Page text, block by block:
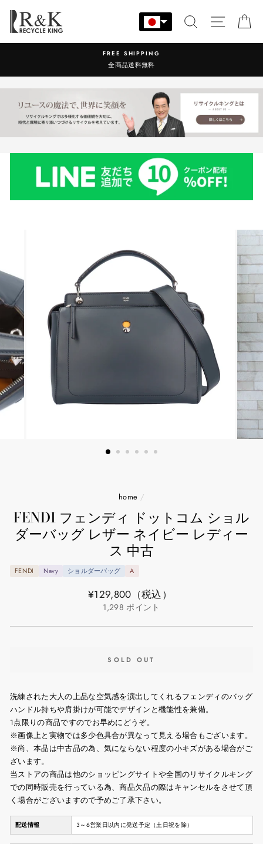
ン
す
検索 サイト
営業時間：9:00-17:30 年中無休
home /
FENDI フェンディ ドットコム ショル
ダーバッグ レザー ネイビー レディー
ス 中古
FENDI Navy ショルダーバッグ A
通
¥129,800 （税込）
1,298 ポイント
SOLD OUT
洗練された大人の上品な空気感を演出してくれるフェンディのバッグ
ハンドル持ちや肩掛けが可能でデザインと機能性を兼備。
1点限りの商品ですのでお早めにどうぞ。
※画像上と実物では多少色具合が異なって見える場合もございます。
※尚、本品は中古品の為、気にならない程度の小キズがある場合がご
ざいます。
当ストアの商品は他のショッピングサイトや全国のリサイクルキング
での同時販売を行っている為、商品欠品の際はキャンセルをさせて頂
く場合がございますので予めご了承下さい。
配送情報 3～6営業日以内に発送予定（土日祝を除）